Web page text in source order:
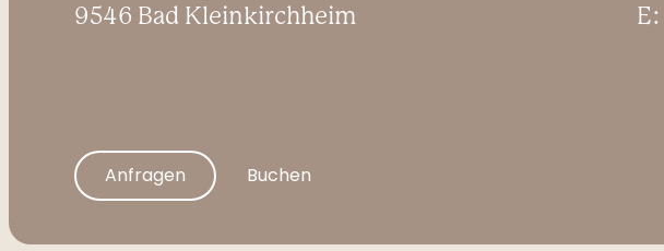
9546 Bad Kleinkirchheim
E:
Anfragen Buchen